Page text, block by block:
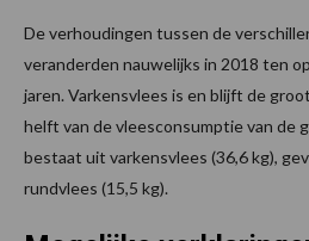
De verhoudingen tussen de
veranderden nauwelijks in 2018 ten
jaren. Varkensvlees is en blijft de
helft van de vleesconsumptie van de
bestaat uit varkensvlees (36,6 kg),
rundvlees (15,5 kg).